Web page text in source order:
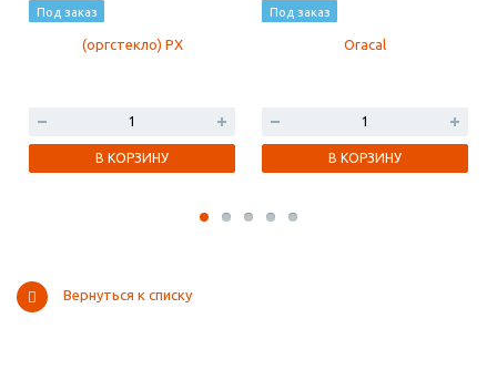
Под заказ
В КОРЗИНУ
Под заказ
В КОРЗИНУ
Вернуться к списку